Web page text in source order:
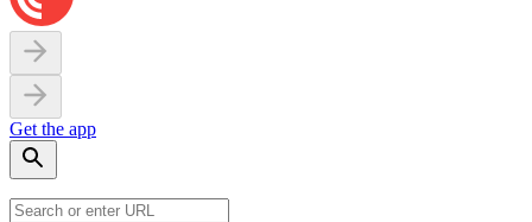
Get the app